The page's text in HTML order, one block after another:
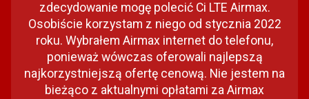
zdecydowanie mogę polecić Ci LTE Airmax.
Osobiście korzystam z niego od stycznia 2022
roku. Wybrałem Airmax internet do telefonu,
ponieważ wówczas oferowali najlepszą
najkorzystniejszą ofertę cenową. Nie jestem na
bieżąco z aktualnymi opłatami za Airmax